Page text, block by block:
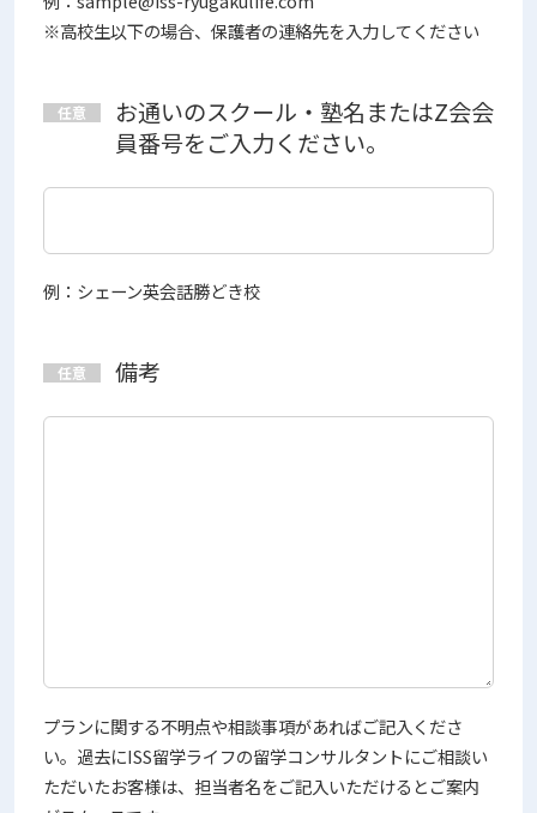
※高校生以下の場合、保護者の連絡先を入力してください
お通いのスクール・塾名またはZ会会
員番号をご入力ください。
例：シェーン英会話勝どき校
備考
プランに関する不明点や相談事項があればご記入くださ
い。過去にISS留学ライフの留学コンサルタントにご相談い
ただいたお客様は、担当者名をご記入いただけるとご案内